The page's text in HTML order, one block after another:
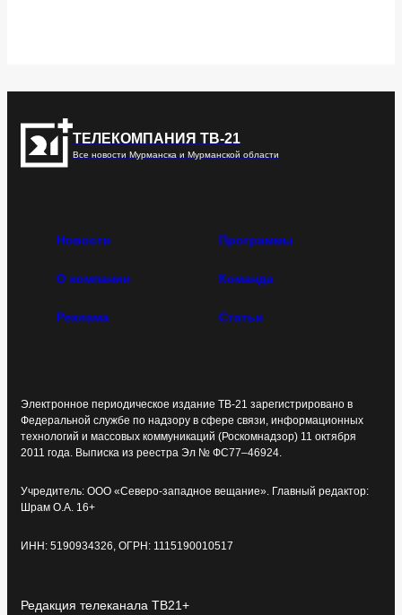
ТЕЛЕКОМПАНИЯ ТВ-21
Все новости Мурманска и Мурманской области
Новости Программы
О компании Команда
Реклама Статьи
Электронное периодическое издание ТВ-21 зарегистрировано в
Федеральной службе по надзору в сфере связи, информационных
технологий и массовых коммуникаций (Роскомнадзор) 11 октября
2011 года. Выписка из реестра Эл № ФС77–46924.
Учредитель: ООО «Северо-западное вещание». Главный редактор:
Шрам О.А. 16+
ИНН: 5190934326, ОГРН: 1115190010517
Редакция телеканала ТВ21+